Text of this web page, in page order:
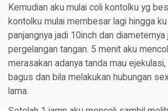
Kemudian aku mulai coli kontolku yg
kontolku mulai membesar lagi hingga
panjangnya jadi 10inch dan
pergelangan tangan. 5 menit aku
merasakan adanya tanda mau
bagus dan bila melakukan hubungan
lama.